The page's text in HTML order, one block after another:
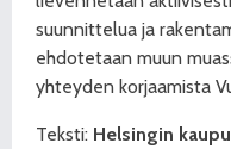
suunnittelua ja
ehdotetaan muun
yhteyden korjaamista
Teksti: Helsingin